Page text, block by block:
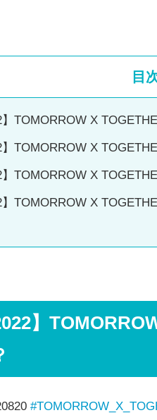
目
】TOMORROW X
】TOMORROW X
】TOMORROW X
】TOMORROW X
】